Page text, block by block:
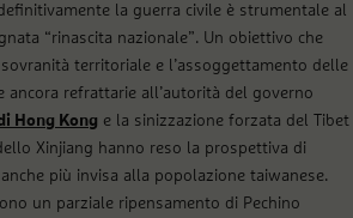
la guerra civile è strumentale al
“rinascita nazionale”. Un obiettivo che
territoriale e l’assoggettamento delle
ancora refrattarie all’autorità del governo
Hong Kong e la sinizzazione forzata del Tibet
Xinjiang hanno reso la prospettiva di
più invisa alla popolazione taiwanese.
un parziale ripensamento di Pechino